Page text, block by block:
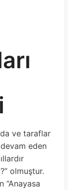
ve taraflar
eden
olmuştur.
“Anayasa